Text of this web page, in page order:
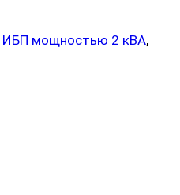
ИБП мощностью 2 кВА,